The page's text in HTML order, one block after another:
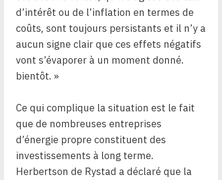
d’intérêt ou de l’inflation en termes de
coûts, sont toujours persistants et il n’y a
aucun signe clair que ces effets négatifs
vont s’évaporer à un moment donné.
bientôt. »
Ce qui complique la situation est le fait
que de nombreuses entreprises
d’énergie propre constituent des
investissements à long terme.
Herbertson de Rystad a déclaré que la